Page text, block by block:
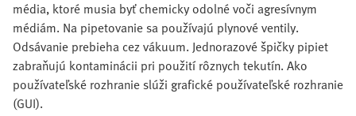
média, ktoré musia byť chemicky odolné voči agresívnym
médiám. Na pipetovanie sa používajú plynové ventily.
Odsávanie prebieha cez vákuum. Jednorazové špičky pipiet
zabraňujú kontaminácii pri použití rôznych tekutín. Ako
používateľské rozhranie slúži grafické používateľské rozhranie
(GUI).